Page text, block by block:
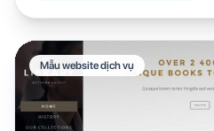
Mẫu website dịch vụ